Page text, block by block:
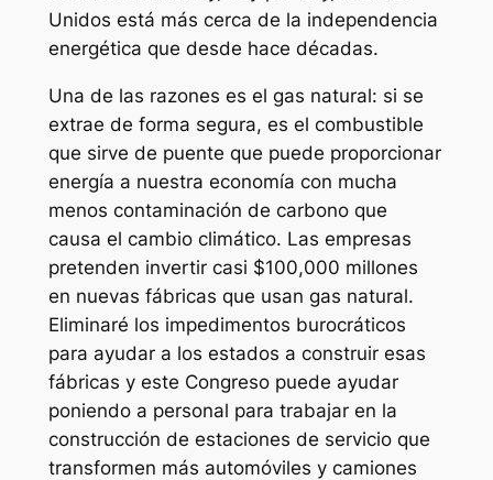
Unidos está más cerca de la independencia
energética que desde hace décadas.
Una de las razones es el gas natural: si se
extrae de forma segura, es el combustible
que sirve de puente que puede proporcionar
energía a nuestra economía con mucha
menos contaminación de carbono que
causa el cambio climático. Las empresas
pretenden invertir casi $100,000 millones
en nuevas fábricas que usan gas natural.
Eliminaré los impedimentos burocráticos
para ayudar a los estados a construir esas
fábricas y este Congreso puede ayudar
poniendo a personal para trabajar en la
construcción de estaciones de servicio que
transformen más automóviles y camiones